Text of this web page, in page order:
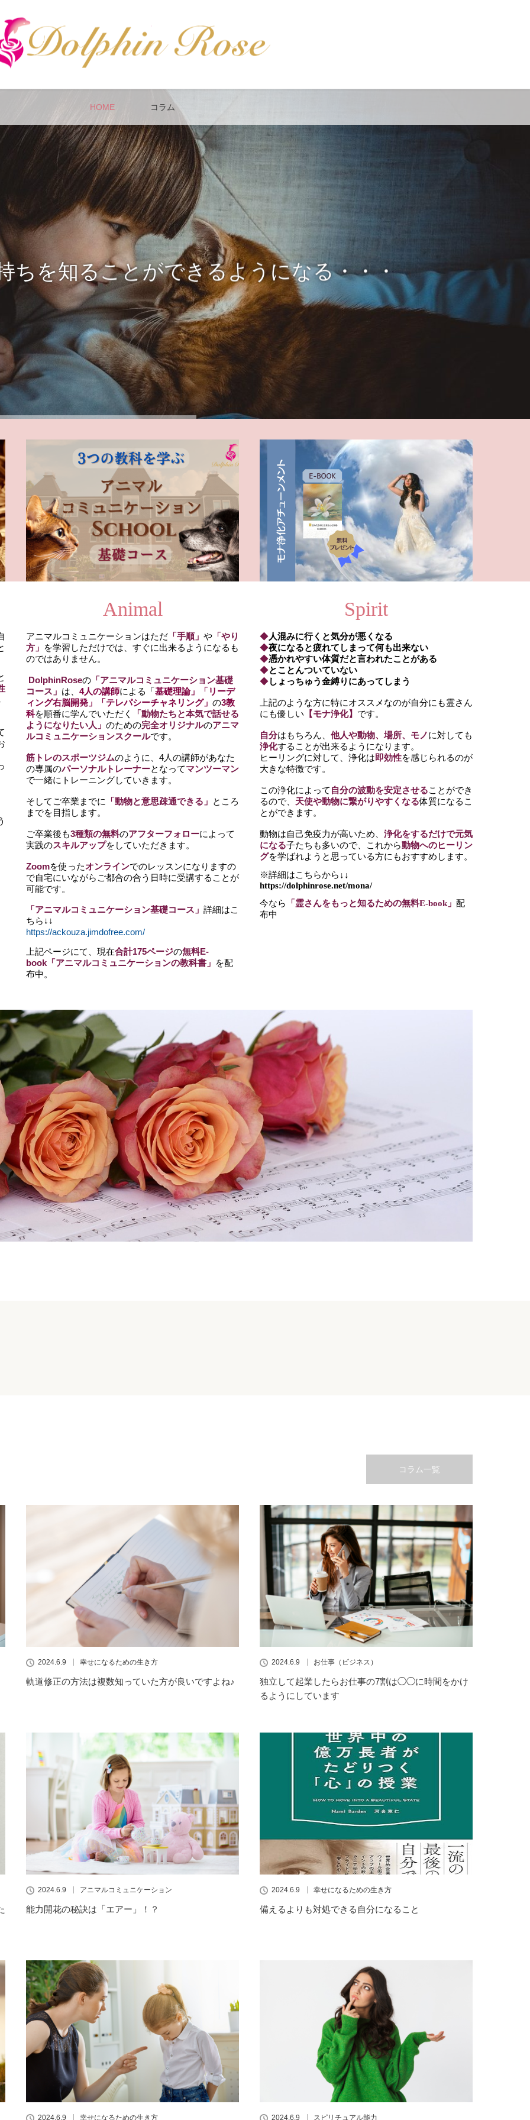
HOME コラム
ちを知ることができるようになる・・・
Animal
アニマルコミュニケーションはただ 「手順」 や 「やり
方」 を学習しただけでは、すぐに出来るようになるも
のではありません。
DolphinRoseの 「アニマルコミュニケーション基礎
コース」 は、 4人の講師による「基礎理論」「リーデ
ィング右脳開発」「テレパシーチャネリング」 の3教
科を順番に学んでいただく
「動物たちと本気で話せる
ようになりたい人」 のための完全オリジナルのアニマ
ルコミュニケーションスクールです。
筋トレのスポーツジムのように、4人の講師があなた
の専属のパーソナルトレーナーとなってマンツーマン
で一緒にトレーニングしていきます。
そしてご卒業までに 「動物と意思疎通できる」 ところ
までを目指します。
ご卒業後も3種類の無料のアフターフォローによって
実践のスキルアップをしていただきます。
Zoomを使ったオンラインでのレッスンになりますの
で自宅にいながらご都合の合う日時に受講することが
可能です。
「アニマルコミュニケーション基礎コース」 詳細はこ
ちら↓↓
https://ackouza.jimdofree.com/
上記ページにて、現在合計175ページの無料E-
book「アニマルコミュニケーションの教科書」 を配
布中。
Spirit
◆人混みに行くと気分が悪くなる
◆夜になると疲れてしまって何も出来ない
◆憑かれやすい体質だと言われたことがある
◆とことんついていない
◆しょっちゅう金縛りにあってしまう
上記のような方に特にオススメなのが自分にも霊さん
にも優しい 【モナ浄化】 です。
自分はもちろん、 他人や動物、場所、モノに対しても
浄化することが出来るようになります。
ヒーリングに対して、浄化は即効性を感じられるのが
大きな特徴です。
この浄化によって 自分の波動を安定させることができ
るので、 天使や動物に繋がりやすくなる体質になるこ
とができます。
動物は自己免疫力が高いため、 浄化をするだけで元気
になる子たちも多いので、これから動物へのヒーリン
グを学ばれようと思っている方にもおすすめします。
※詳細はこちらから↓↓
https://dolphinrose.net/mona/
今なら
「霊さんをもっと知るための無料E-book」 配
布中
2024.6.9 幸せになるための生き方
軌道修正の方法は複数知っていた方が良いですよね♪
2024.6.9 お仕事（ビジネス）
独立して起業したらお仕事の7割は◯◯に時間をかけ
るようにしています
2024.6.9 アニマルコミュニケーション
能力開花の秘訣は「エアー」！？
2024.6.9 幸せになるための生き方
備えるよりも対処できる自分になること
2024.6.9 幸せになるための生き方 2024.6.9 スピリチュアル能力
コラム一覧